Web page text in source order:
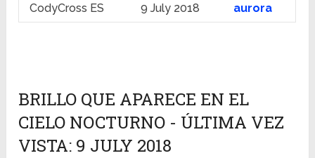
CodyCross ES 9 July 2018 aurora
BRILLO QUE APARECE EN EL
CIELO NOCTURNO - ÚLTIMA VEZ
VISTA: 9 JULY 2018